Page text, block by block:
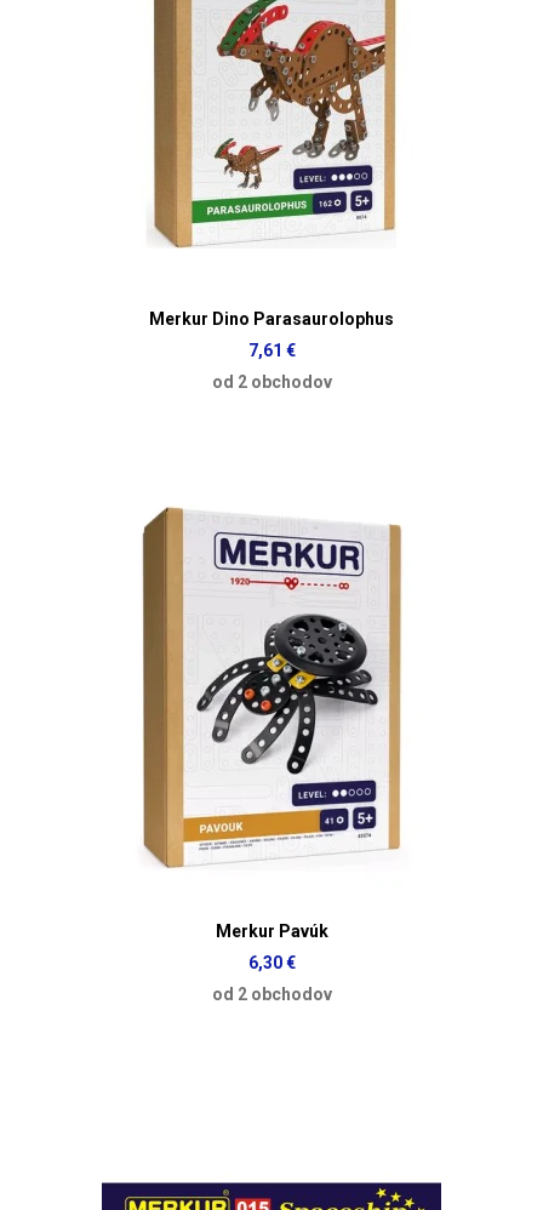
Merkur Dino Parasaurolophus
7,61 €
od 2 obchodov
Merkur Pavúk
6,30 €
od 2 obchodov